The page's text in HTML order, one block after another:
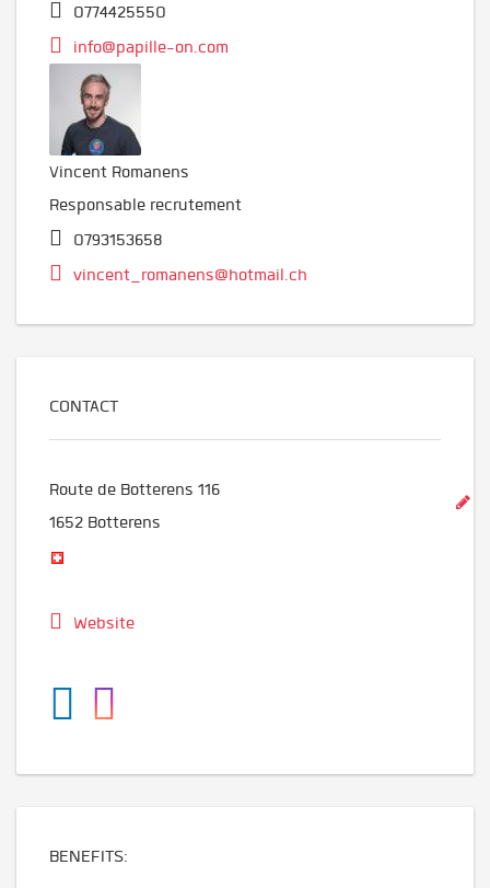
0774425550
info@papille-on.com
Vincent Romanens
Responsable recrutement
0793153658
vincent_romanens@hotmail.ch
CONTACT
Route de Botterens 116
1652 Botterens
Website
BENEFITS: